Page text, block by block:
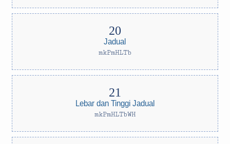
Jadual
mkPmHLTb
Lebar dan Tinggi Jadual
mkPmHLTbWH